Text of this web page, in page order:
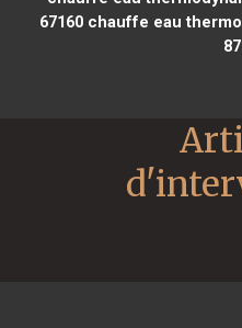
67160 chauffe eau